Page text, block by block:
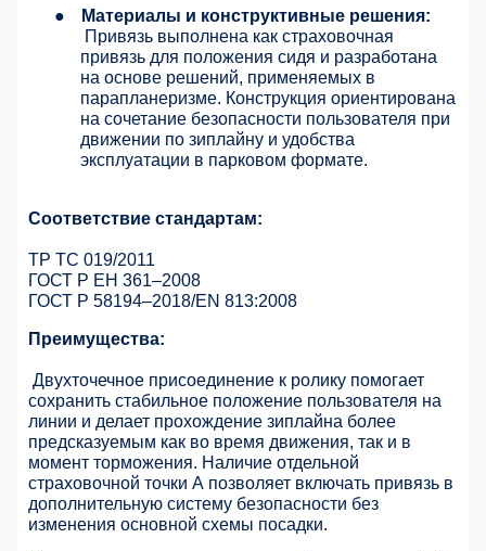
●
Материалы и конструктивные решения:
Привязь выполнена как страховочная
привязь для положения сидя и разработана
на основе решений, применяемых в
парапланеризме. Конструкция ориентирована
на сочетание безопасности пользователя при
движении по зиплайну и удобства
эксплуатации в парковом формате.
Соответствие стандартам:
ТР ТС 019/2011
ГОСТ Р ЕН 361–2008
ГОСТ Р 58194–2018/EN 813:2008
Преимущества:
Двухточечное присоединение к ролику помогает
сохранить стабильное положение пользователя на
линии и делает прохождение зиплайна более
предсказуемым как во время движения, так и в
момент торможения. Наличие отдельной
страховочной точки А позволяет включать привязь в
дополнительную систему безопасности без
изменения основной схемы посадки.